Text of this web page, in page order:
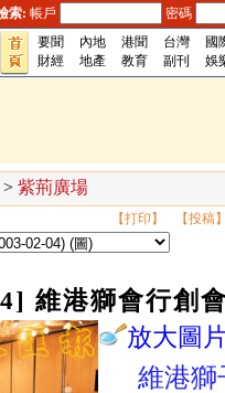
索: 帳戶
密碼
要聞
內地 港聞 台灣
國
財經
地產 教育 副刊 娛
> 紫荊廣場
【打印】 【投稿
維港獅會行創
放大圖
維港獅